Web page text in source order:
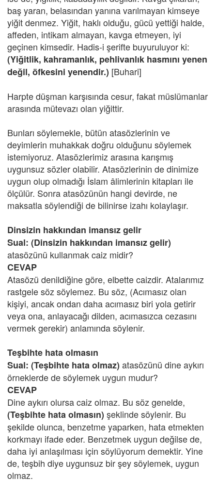
baş yaran, belasından yanına varılmayan kimseye
yiğit denmez. Yiğit, haklı olduğu, gücü yettiği halde,
affeden, intikam almayan, kavga etmeyen, iyi
geçinen kimsedir. Hadis-i şerifte buyuruluyor ki:
(Yiğitlik, kahramanlık, pehlivanlık hasmını yenen
değil, öfkesini yenendir.) [Buhari]
Harpte düşman karşısında cesur, fakat müslümanlar
arasında mütevazı olan yiğittir.
Bunları söylemekle, bütün atasözlerinin ve
deyimlerin muhakkak doğru olduğunu söylemek
istemiyoruz. Atasözlerimiz arasına karışmış
uygunsuz sözler olabilir. Atasözlerinin de dinimize
uygun olup olmadığı İslam âlimlerinin kitapları ile
ölçülür. Sonra atasözünün hangi devirde, ne
maksatla söylendiği de bilinirse izahı kolaylaşır.
Dinsizin hakkından imansız gelir
Sual: (Dinsizin hakkından imansız gelir)
atasözünü kullanmak caiz midir?
CEVAP
Atasözü denildiğine göre, elbette caizdir. Atalarımız
rastgele söz söylemez. Bu söz, (Acımasız olan
kişiyi, ancak ondan daha acımasız biri yola getirir
veya ona, anlayacağı dilden, acımasızca cezasını
vermek gerekir) anlamında söylenir.
Teşbihte hata olmasın
Sual: (Teşbihte hata olmaz) atasözünü dine aykırı
örneklerde de söylemek uygun mudur?
CEVAP
Dine aykırı olursa caiz olmaz. Bu söz genelde,
(Teşbihte hata olmasın) şeklinde söylenir. Bu
şekilde olunca, benzetme yaparken, hata etmekten
korkmayı ifade eder. Benzetmek uygun değilse de,
daha iyi anlaşılması için söylüyorum demektir. Yine
de, teşbih diye uygunsuz bir şey söylemek, uygun
olmaz.